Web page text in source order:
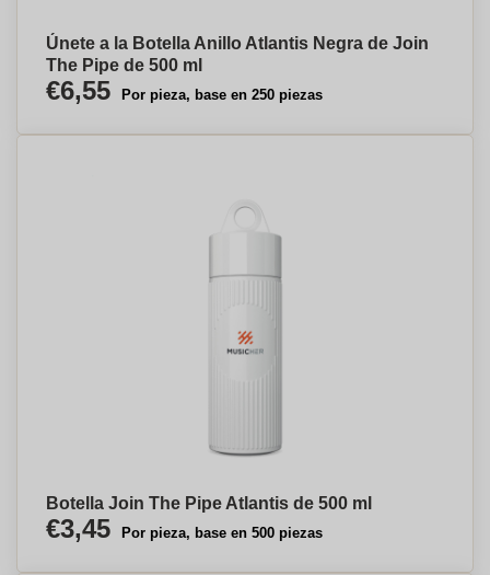
Únete a la Botella Anillo Atlantis Negra de Join
The Pipe de 500 ml
€6,55 Por pieza, base en 250 piezas
Botella Join The Pipe Atlantis de 500 ml
€3,45 Por pieza, base en 500 piezas